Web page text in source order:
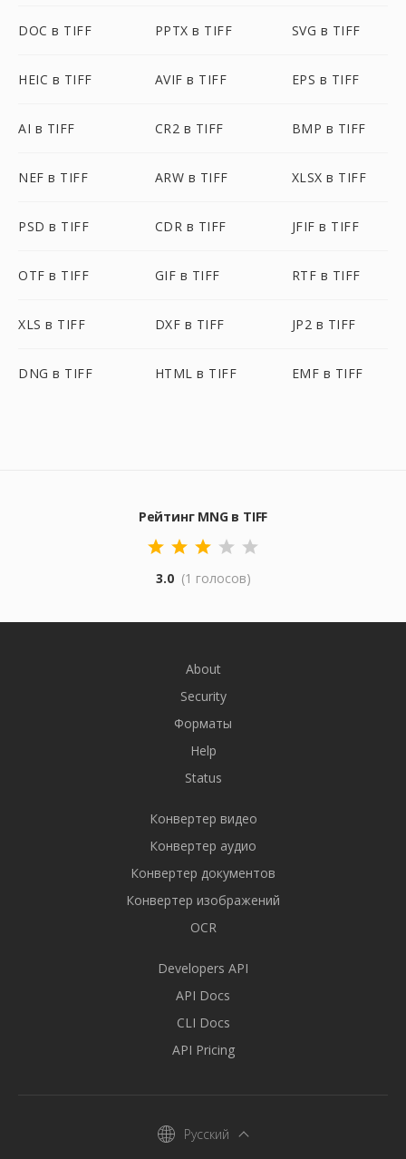
DOC в TIFF PPTX в TIFF SVG в TIFF
HEIC в TIFF AVIF в TIFF EPS в TIFF
AI в TIFF CR2 в TIFF BMP в TIFF
NEF в TIFF ARW в TIFF XLSX в TIFF
PSD в TIFF CDR в TIFF JFIF в TIFF
OTF в TIFF GIF в TIFF RTF в TIFF
XLS в TIFF DXF в TIFF JP2 в TIFF
DNG в TIFF HTML в TIFF EMF в TIFF
Рейтинг MNG в TIFF
3.0 (1 голосов)
About
Security
Форматы
Help
Status
Конвертер видео
Конвертер аудио
Конвертер документов
Конвертер изображений
OCR
Developers API
API Docs
CLI Docs
API Pricing
Русский